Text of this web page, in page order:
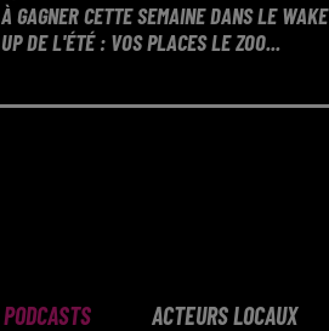
À GAGNER CETTE SEMAINE DANS LE WAKE
UP DE L'ÉTÉ : VOS PLACES LE ZOO...
PODCASTS ACTEURS LOCAUX